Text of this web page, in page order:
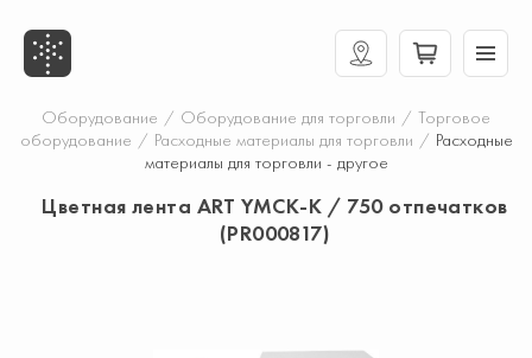
Оборудование / Оборудование для торговли / Торговое
оборудование / Расходные материалы для торговли / Расходные
материалы для торговли - другое
Цветная лента ART YMCK-K / 750 отпечатков
(PR000817)